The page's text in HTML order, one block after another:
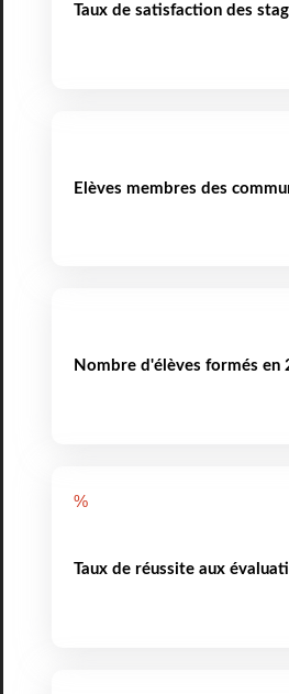
Taux de satisfaction des
Elèves membres des
Nombre d'élèves formés
%
Taux de réussite aux